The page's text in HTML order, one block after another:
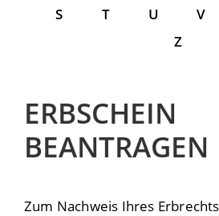
S
T U V
Z
ERBSCHEIN
BEANTRAGEN
Zum Nachweis Ihres